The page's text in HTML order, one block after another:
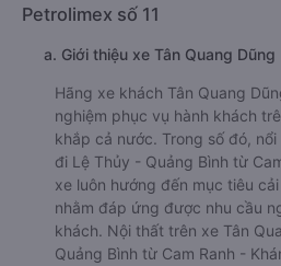
Petrolimex số 11
a. Giới thiệu xe Tân Quang Dũng
Hãng xe khách Tân Quang
nghiệm phục vụ hành khách
khắp cả nước. Trong số đó,
đi Lệ Thủy - Quảng Bình từ
xe luôn hướng đến mục tiêu
nhằm đáp ứng được nhu cầu
khách. Nội thất trên xe Tân
Quảng Bình từ Cam Ranh -